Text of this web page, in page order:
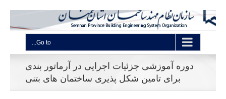
Go to...
دوره آموزشی جزئیات اجرایی در آرماتور بندی
برای تامین شکل پذیری ساختمان های بتنی